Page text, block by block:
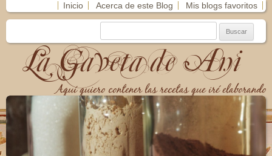
La Gaveta de Ani
Aquí quiero contener las recetas que iré elaborando
Inicio Acerca de este Blog Mis blogs favoritos